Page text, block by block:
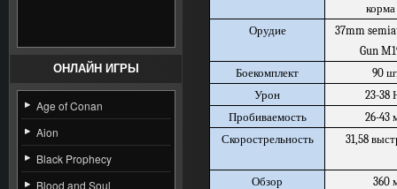
ОНЛАЙН ИГРЫ
Age of Conan
Aion
Black Prophecy
Blood and Soul
корма
Орудие
37mm
Gun
Боекомплект
90
Урон
23-38
Пробиваемость
26-43
Скорострельность
31,58
Обзор
360